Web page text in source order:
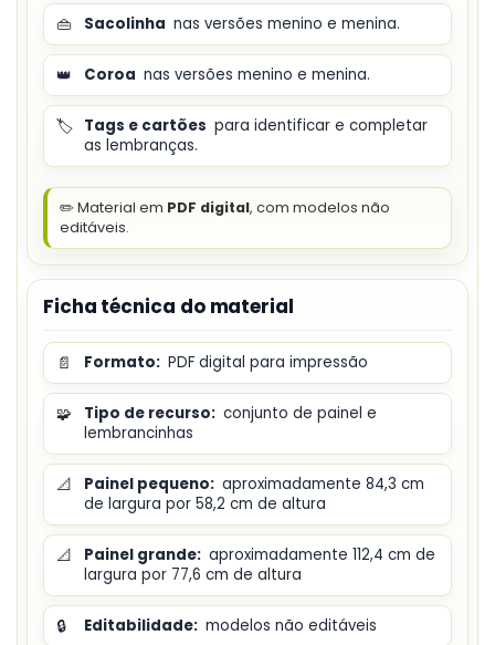
👜 Sacolinha nas versões menino e menina.
👑 Coroa nas versões menino e menina.
🏷️ Tags e cartões para identificar e completar
as lembranças.
✏️ Material em PDF digital, com modelos não
editáveis.
Ficha técnica do material
📄 Formato: PDF digital para impressão
🧩 Tipo de recurso: conjunto de painel e
lembrancinhas
📐 Painel pequeno: aproximadamente 84,3 cm
de largura por 58,2 cm de altura
📐 Painel grande: aproximadamente 112,4 cm de
largura por 77,6 cm de altura
🔒 Editabilidade: modelos não editáveis